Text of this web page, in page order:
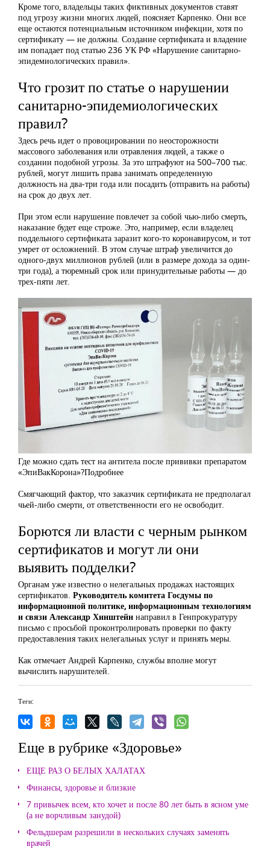
Кроме того, владельцы таких фиктивных документов ставят
под угрозу жизни многих людей, поясняет Карпенко. Они все
еще остаются потенциальным источником инфекции, хотя по
сертификату — не должны. Создание сертификата и владение
им попадает под статью 236 УК РФ «Нарушение санитарно-
эпидемиологических правил».
Что грозит по статье о нарушении
санитарно-эпидемиологических
правил?
Здесь речь идет о провоцировании по неосторожности
массового заболевания или отравления людей, а также о
создании подобной угрозы. За это штрафуют на 500–700 тыс.
рублей, могут лишить права занимать определенную
должность на два-три года или посадить (отправить на работы)
на срок до двух лет.
При этом если нарушение повлечет за собой чью-либо смерть,
наказание будет еще строже. Это, например, если владелец
поддельного сертификата заразит кого-то коронавирусом, и тот
умрет от осложнений. В этом случае штраф увеличится до
одного-двух миллионов рублей (или в размере дохода за один-
три года), а тюремный срок или принудительные работы — до
трех-пяти лет.
Где можно сдать тест на антитела после прививки препаратом
«ЭпиВакКорона»?Подробнее
Смягчающий фактор, что заказчик сертификата не предполагал
чьей-либо смерти, от ответственности его не освободит.
Борются ли власти с черным рынком
сертификатов и могут ли они
выявить подделки?
Органам уже известно о нелегальных продажах настоящих
сертификатов. Руководитель комитета Госдумы по
информационной политике, информационным технологиям
и связи Александр Хинштейн направил в Генпрокуратуру
письмо с просьбой проконтролировать проверки по факту
предоставления таких нелегальных услуг и принять меры.
Как отмечает Андрей Карпенко, службы вполне могут
вычислить нарушителей.
Теги:
Еще в рубрике «Здоровье»
ЕЩЕ РАЗ О БЕЛЫХ ХАЛАТАХ
Финансы, здоровье и близкие
7 привычек всем, кто хочет и после 80 лет быть в ясном уме
(а не ворчливым занудой)
Фельдшерам разрешили в нескольких случаях заменять
врачей